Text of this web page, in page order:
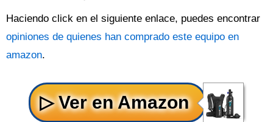
Haciendo click en el siguiente enlace, puedes encontrar
opiniones de quienes han comprado este equipo en
amazon.